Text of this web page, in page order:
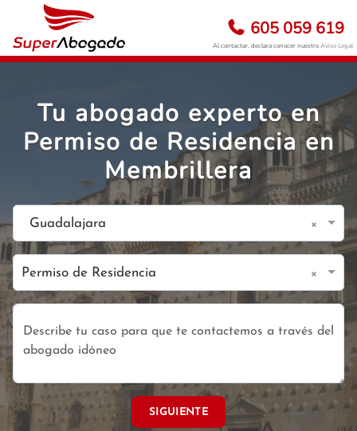
605 059 619
Al contactar, declara conocer nuestroAviso Legal
Tu abogado experto en
Permiso de Residencia en
Membrillera
Guadalajara ×
Permiso de Residencia ×
SIGUIENTE